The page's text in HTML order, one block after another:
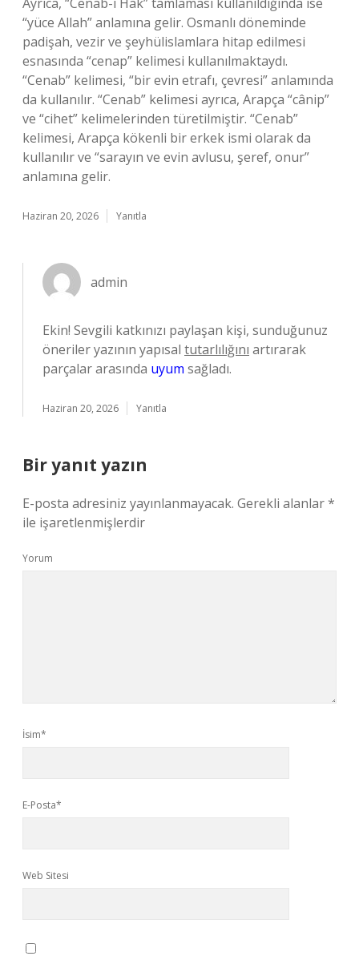
“yüce Allah” anlamına gelir. Osmanlı döneminde
padişah, vezir ve şeyhülislamlara hitap edilmesi
esnasında “cenap” kelimesi kullanılmaktaydı.
“Cenab” kelimesi, “bir evin etrafı, çevresi” anlamında
da kullanılır. “Cenab” kelimesi ayrıca, Arapça “cânip”
ve “cihet” kelimelerinden türetilmiştir. “Cenab”
kelimesi, Arapça kökenli bir erkek ismi olarak da
kullanılır ve “sarayın ve evin avlusu, şeref, onur”
anlamına gelir.
Haziran 20, 2026 Yanıtla
admin
Ekin! Sevgili katkınızı paylaşan kişi, sunduğunuz
öneriler yazının yapısal tutarlılığını artırarak
parçalar arasında uyum sağladı.
Haziran 20, 2026 Yanıtla
Bir yanıt yazın
E-posta adresiniz yayınlanmayacak. Gerekli alanlar*
ile işaretlenmişlerdir
Yorum
İsim*
E-Posta*
Web Sitesi